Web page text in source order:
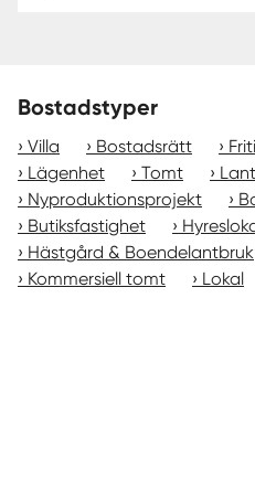
Bostadstyper
Villa Bostadsrätt
Lägenhet
Tomt
Nyproduktionsprojekt
Butiksfastighet
Hästgård & Boendelantbruk
Kommersiell tomt
Lokal